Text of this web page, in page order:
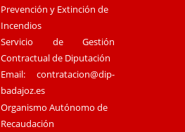
Prevención y Extinción de
Incendios
Servicio de Gestión
Contractual de Diputación
Email:contratacion@dip-
badajoz.es
Organismo Autónomo de
Recaudación